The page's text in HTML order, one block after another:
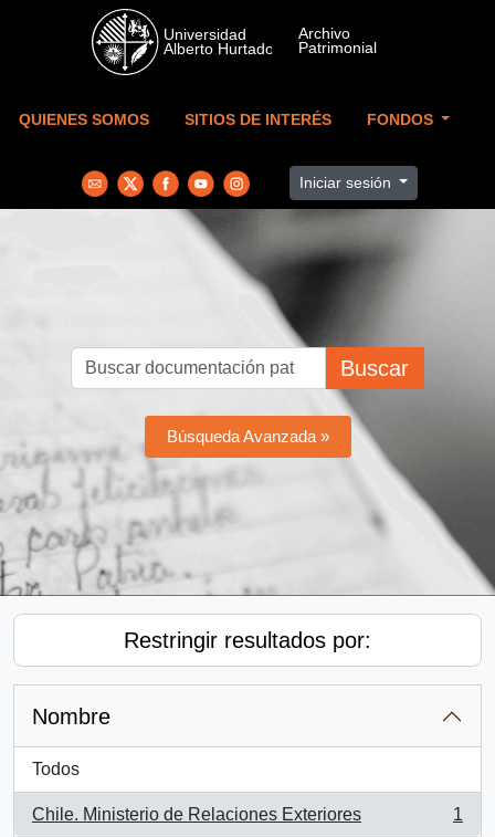
Skip to main content
QUIENES SOMOS SITIOS DE INTERÉS FONDOS
Iniciar sesión
Buscar
Búsqueda Avanzada »
Restringir resultados por:
Nombre
Todos
Chile. Ministerio de Relaciones Exteriores
, 1 resultados
1